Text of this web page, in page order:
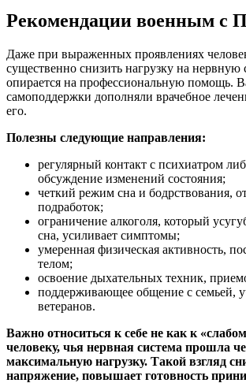
Рекомендации военным с
Даже при выраженных проявлениях
существенно снизить нагрузку на нервную
опирается на профессиональную помощь.
самоподдержки дополняли врачебное
его.
Полезны следующие направления:
регулярный контакт с психиатром
обсуждение изменений состояния;
четкий режим сна и бодрствования,
подработок;
ограничение алкоголя, который
сна, усиливает симптомы;
умеренная физическая активность,
телом;
освоение дыхательных техник,
поддерживающее общение с семьей,
ветеранов.
Важно относиться к себе не как к
человеку, чья нервная система прошла
максимальную нагрузку. Такой взгляд
напряжение, повышает готовность